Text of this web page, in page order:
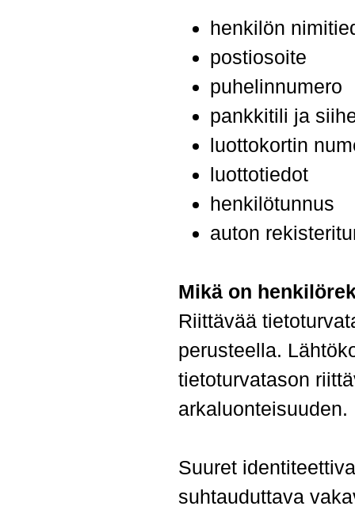
henkilön
postiosoite
puhelinnumero
pankkitili ja
luottokortin
luottotiedot
henkilötunnus
auton
Mikä on
Riittävää
perusteella.
tietoturvatason
arkaluonteisuuden.
Suuret
suhtauduttava